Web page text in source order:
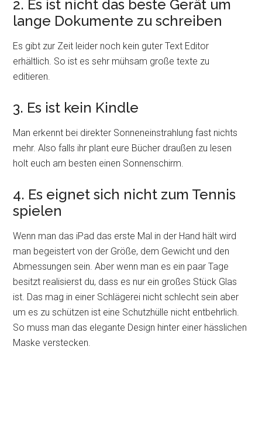
2. Es ist nicht das beste Gerät um
lange Dokumente zu schreiben
Es gibt zur Zeit leider noch kein guter Text Editor
erhältlich. So ist es sehr mühsam große texte zu
editieren.
3. Es ist kein Kindle
Man erkennt bei direkter Sonneneinstrahlung fast nichts
mehr. Also falls ihr plant eure Bücher draußen zu lesen
holt euch am besten einen Sonnenschirm.
4. Es eignet sich nicht zum Tennis
spielen
Wenn man das iPad das erste Mal in der Hand hält wird
man begeistert von der Größe, dem Gewicht und den
Abmessungen sein. Aber wenn man es ein paar Tage
besitzt realisierst du, dass es nur ein großes Stück Glas
ist. Das mag in einer Schlägerei nicht schlecht sein aber
um es zu schützen ist eine Schutzhülle nicht entbehrlich.
So muss man das elegante Design hinter einer hässlichen
Maske verstecken.